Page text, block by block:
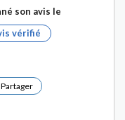
son avis le
vérifié
Partager